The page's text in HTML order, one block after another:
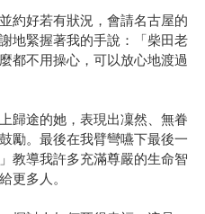
約好若有狀況，會請名古屋的
地緊握著我的手說：「柴田老
都不用操心，可以放心地渡過
歸途的她，表現出凜然、無眷
勵。最後在我臂彎嚥下最後一
教導我許多充滿尊嚴的生命智
更多人。